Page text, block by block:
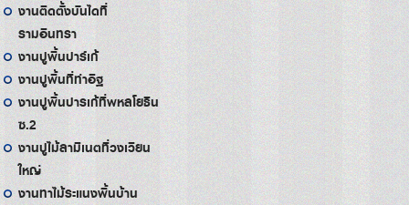
งานติดตั้งบันไดที่
รามอินทรา
งานปูพื้นปาร์เก้
งานปูพื้นที่ท่าอิฐ
งานปูพื้นปารเก้ที่พหลโยธิน
ซ.2
งานปูไม้ลามิเนตที่วงเวียน
ใหญ่
งานทาไม้ระแนงพื้นบ้าน